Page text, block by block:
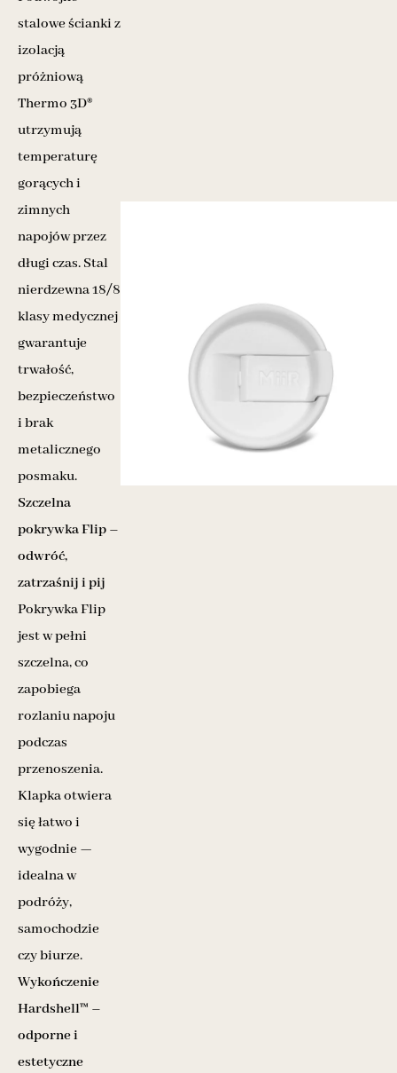
stalowe ścianki z
izolacją
próżniową
Thermo 3D®
utrzymują
temperaturę
gorących i
zimnych
napojów przez
długi czas. Stal
nierdzewna 18/8
klasy medycznej
gwarantuje
trwałość,
bezpieczeństwo
i brak
metalicznego
posmaku.
Szczelna
pokrywka Flip –
odwróć,
zatrzaśnij i pij
Pokrywka Flip
jest w pełni
szczelna, co
zapobiega
rozlaniu napoju
podczas
przenoszenia.
Klapka otwiera
się łatwo i
wygodnie —
idealna w
podróży,
samochodzie
czy biurze.
Wykończenie
Hardshell™ –
odporne i
estetyczne